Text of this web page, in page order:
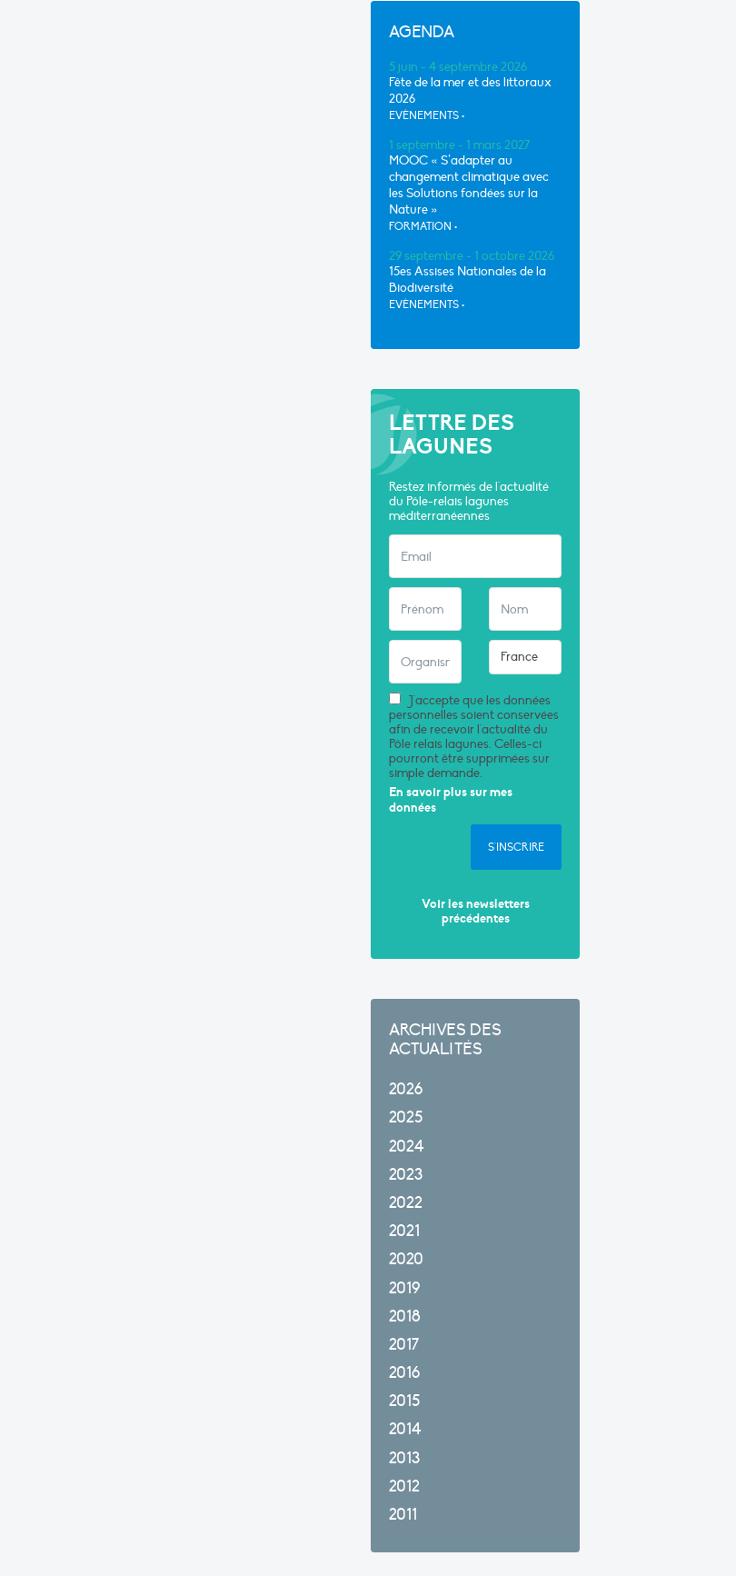
AGENDA
5 juin - 4 septembre 2026
Fête de la mer et des littoraux
2026
EVÈNEMENTS •
1 septembre - 1 mars 2027
MOOC « S’adapter au
changement climatique avec
les Solutions fondées sur la
Nature »
FORMATION •
29 septembre - 1 octobre 2026
15es Assises Nationales de la
Biodiversité
EVÈNEMENTS •
LETTRE DES
LAGUNES
Restez informés de l'actualité
du Pôle-relais lagunes
méditerranéennes
J'accepte que les données
personnelles soient conservées
afin de recevoir l'actualité du
Pôle relais lagunes. Celles-ci
pourront être supprimées sur
simple demande.
En savoir plus sur mes
données
S'INSCRIRE
Voir les newsletters
précédentes
ARCHIVES DES
ACTUALITÉS
2026
2025
2024
2023
2022
2021
2020
2019
2018
2017
2016
2015
2014
2013
2012
2011